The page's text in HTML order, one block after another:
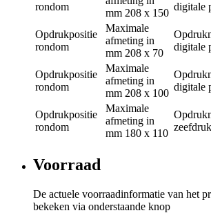
rondom
mm 208 x 150
digitale
Opdrukpositie
rondom
Maximale
afmeting in
mm 208 x 70
digitale
Opdrukpositie
rondom
Maximale
afmeting in
mm 208 x 100
digitale
Opdrukpositie
rondom
Maximale
afmeting in
mm 180 x 110
zeefdruk
Voorraad
De actuele voorraadinformatie van het
bekeken via onderstaande knop